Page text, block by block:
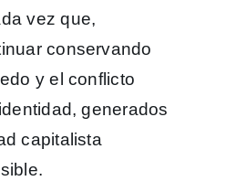
vez que,
conservando
y el conflicto
generados
capitalista